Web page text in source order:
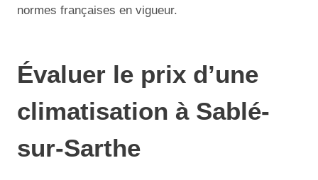
normes françaises en vigueur.
Évaluer le prix d’une
climatisation à Sablé-
sur-Sarthe